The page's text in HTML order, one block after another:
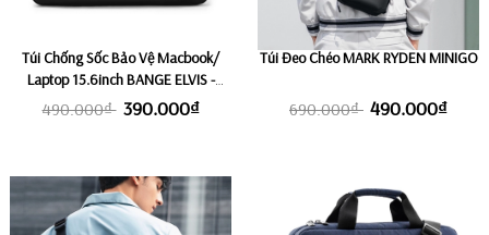
Túi Chống Sốc Bảo Vệ Macbook/
Laptop 15.6inch BANGE ELVIS -
BLACK
490.000₫ 390.000₫
Túi Đeo Chéo MARK RYDEN MINIGO
690.000₫ 490.000₫